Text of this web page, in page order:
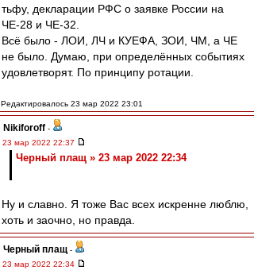
тьфу, декларации РФС о заявке России на
ЧЕ-28 и ЧЕ-32.
Всё было - ЛОИ, ЛЧ и КУЕФА, ЗОИ, ЧМ, а ЧЕ
не было. Думаю, при определённых событиях
удовлетворят. По принципу ротации.
Редактировалось 23 мар 2022 23:01
Nikiforoff -
23 мар 2022 22:37
Черный плащ » 23 мар 2022 22:34
Ну и славно. Я тоже Вас всех искренне люблю,
хоть и заочно, но правда.
Черный плащ -
23 мар 2022 22:34